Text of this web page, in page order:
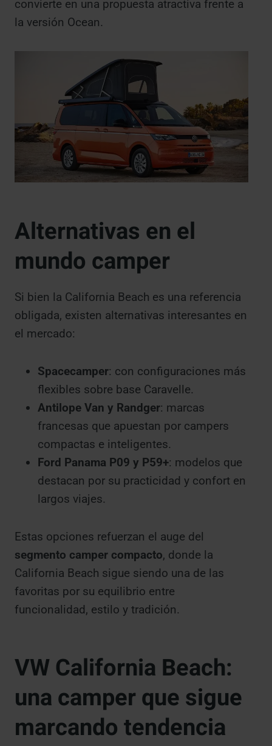
convierte en una propuesta atractiva frente a
la versión Ocean.
Alternativas en el
mundo camper
Si bien la California Beach es una referencia
obligada, existen alternativas interesantes en
el mercado:
Spacecamper: con configuraciones más
flexibles sobre base Caravelle.
Antilope Van y Randger: marcas
francesas que apuestan por campers
compactas e inteligentes.
Ford Panama P09 y P59+: modelos que
destacan por su practicidad y confort en
largos viajes.
Estas opciones refuerzan el auge del
segmento camper compacto, donde la
California Beach sigue siendo una de las
favoritas por su equilibrio entre
funcionalidad, estilo y tradición.
VW California Beach:
una camper que sigue
marcando tendencia